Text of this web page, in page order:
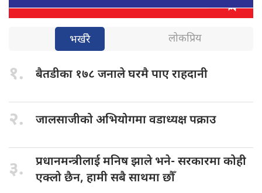
भर्खरै लोकप्रिय
१. बैतडीका १७८ जनाले घरमै पाए राहदानी
२. जालसाजीको अभियोगमावडाध्यक्ष पक्राउ
३. प्रधानमन्त्रीलाई मनिषझाले भने- सरकारमा कोही
एक्लो छैन, हामी सबै साथमा छौँ